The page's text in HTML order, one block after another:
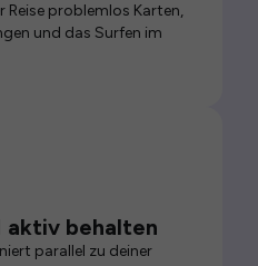
Reise problemlos Karten,
und das Surfen im
aktiv behalten
parallel zu deiner